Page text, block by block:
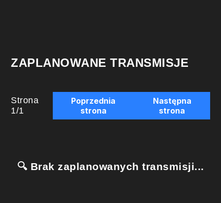
ZAPLANOWANE TRANSMISJE
Strona
1/1
Poprzednia
strona
Następna
strona
🔍 Brak zaplanowanych transmisji...